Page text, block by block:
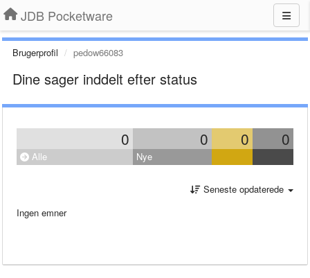
JDB Pocketware
Brugerprofil pedow66083
Dine sager inddelt efter status
0 0 0 0
Alle Nye
Seneste opdaterede
Ingen emner